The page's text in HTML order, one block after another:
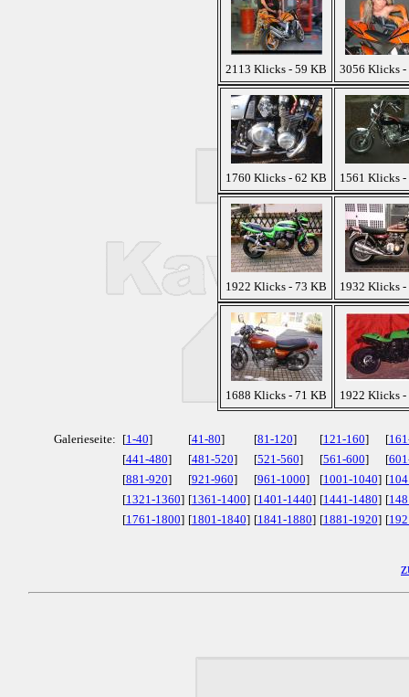
2113 Klicks - 59 KB 3056 Klicks -
1760 Klicks - 62 KB 1561 Klicks
1922 Klicks - 73 KB 1932 Klicks
1688 Klicks - 71 KB 1922 Klicks
Galerieseite: [1-40] [41-80] [81-120] [121-160] [
[441-480] [481-520] [521-560] [561-600] [
[881-920] [921-960] [961-1000] [1001-1040] [
[1321-1360] [1361-1400] [1401-1440] [1441-1480] [
[1761-1800] [1801-1840] [1841-1880] [1881-1920] [